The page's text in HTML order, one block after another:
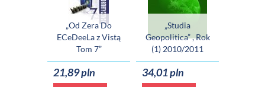
„Od Zera Do
ECeDeeLa z Vistą
Tom 7”
21,89 pln
„Studia
Geopolitica” , Rok
(1) 2010/2011
34,01 pln